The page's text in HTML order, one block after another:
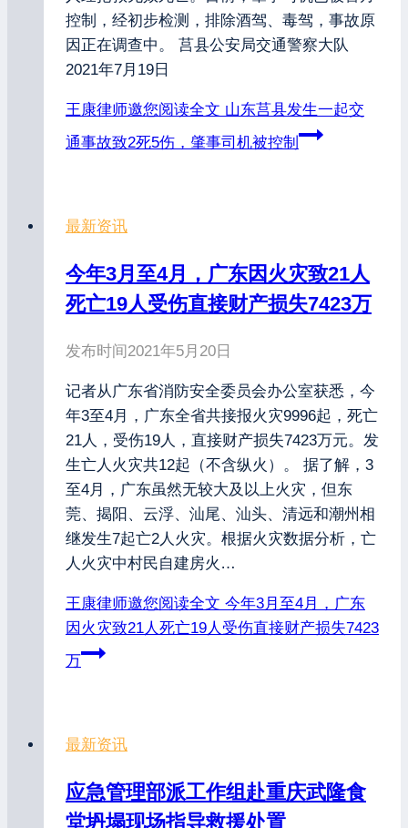
控制，经初步检测，排除酒驾、毒驾，事故原
因正在调查中。 莒县公安局交通警察大队
2021年7月19日
王康律师邀您阅读全文 山东莒县发生一起交
通事故致2死5伤，肇事司机被控制
最新资讯
今年3月至4月，广东因火灾致21人
死亡19人受伤直接财产损失7423万
发布时间2021年5月20日
记者从广东省消防安全委员会办公室获悉，今
年3至4月，广东全省共接报火灾9996起，死亡
21人，受伤19人，直接财产损失7423万元。发
生亡人火灾共12起（不含纵火）。 据了解，3
至4月，广东虽然无较大及以上火灾，但东
莞、揭阳、云浮、汕尾、汕头、清远和潮州相
继发生7起亡2人火灾。根据火灾数据分析，亡
人火灾中村民自建房火…
王康律师邀您阅读全文 今年3月至4月，广东
因火灾致21人死亡19人受伤直接财产损失7423
万
最新资讯
应急管理部派工作组赴重庆武隆食
堂坍塌现场指导救援处置